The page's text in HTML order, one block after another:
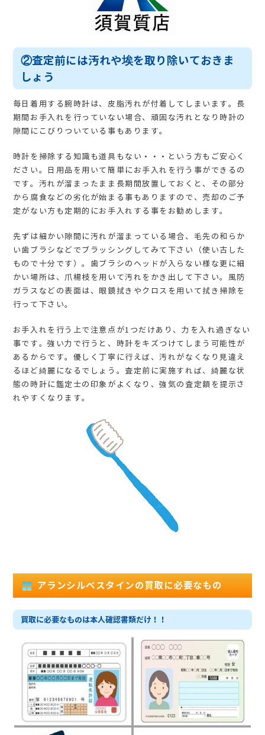
②査定前には汚れや埃を取り除いておきま
しょう
毎日着用する腕時計は、皮脂汚れが付着してしまいます。長
期間お手入れを行っていない場合、頑固な汚れとなり時計の
隙間にこびりついている事もあります。
時計を掃除する知識も道具もない・・・という方もご安心く
ださい。日用品を用いて簡単にお手入れを行う事ができるの
です。汚れが溜まったまま長期間放置しておくと、その部分
から腐食などの劣化が始まる事もありますので、売却のご予
定がない方も定期的にお手入れする事をお勧めします。
先ずは細かい隙間に汚れが溜まっている場合、毛先の和らか
い歯ブラシなどでブラッシングしてみて下さい（使い古した
もので十分です）。歯ブラシのヘッドが入らない様な更に細
かい場所は、爪楊枝を用いて汚れをかき出して下さい。風防
ガラスなどの表面は、眼鏡拭きやクロスを用いて拭き掃除を
行って下さい。
お手入れを行う上で注意点が1つだけあり、力を入れ過ぎない
事です。強い力で行うと、時計をキズつけてしまう可能性が
あるからです。優しく丁寧に行えば、汚れがなくなり見違え
るほど綺麗になるでしょう。査定前に実施すれば、綺麗な状
態の時計に鑑定士の印象がよくなり、強気の査定額を提示さ
れやすくなります。
アランシルベスタインの買取に必要なもの
買取に必要なものは本人確認書類だけ！！